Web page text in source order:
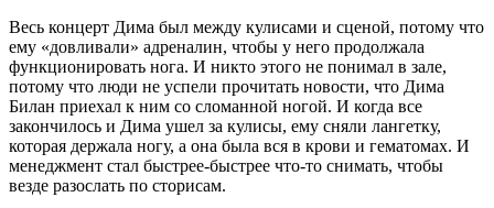
Весь концерт Дима был между кулисами и сценой, потому что
ему «довливали» адреналин, чтобы у него продолжала
функционировать нога. И никто этого не понимал в зале,
потому что люди не успели прочитать новости, что Дима
Билан приехал к ним со сломанной ногой. И когда все
закончилось и Дима ушел за кулисы, ему сняли лангетку,
которая держала ногу, а она была вся в крови и гематомах. И
менеджмент стал быстрее-быстрее что-то снимать, чтобы
везде разослать по сторисам.